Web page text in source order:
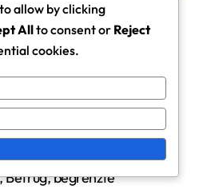
sind mit Promo-
The Gathering können den
bieten, aber sie
mit sich, über die die
Diese Risiken
Betrug, begrenzte
allow by clicking
Allto consent or Reject
cookies.